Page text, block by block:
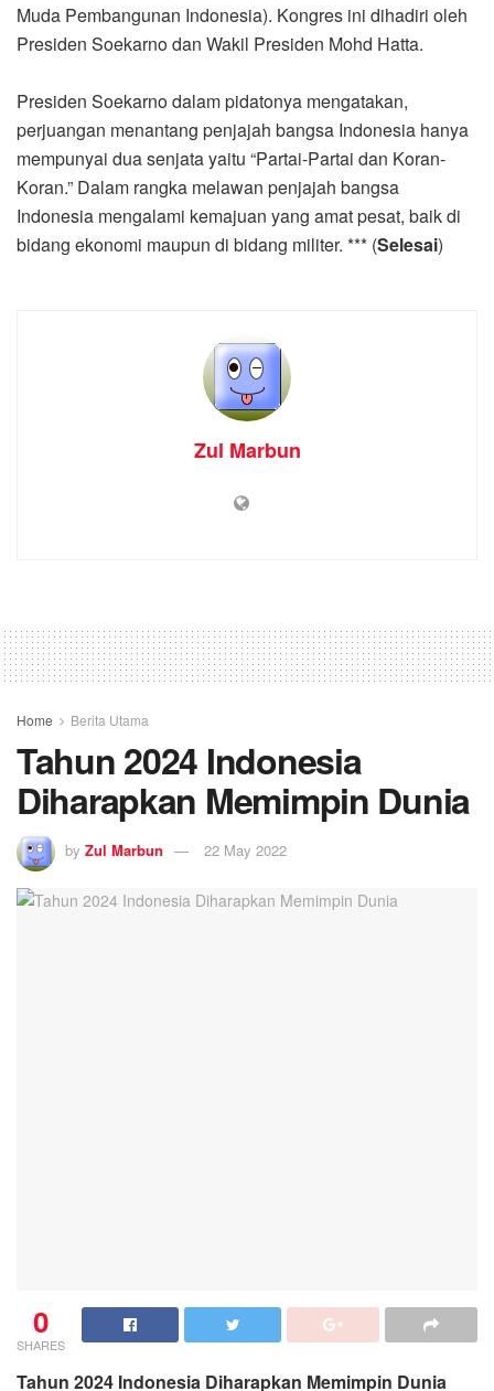
Muda Pembangunan Indonesia). Kongres ini dihadiri oleh
Presiden Soekarno dan Wakil Presiden Mohd Hatta.
Presiden Soekarno dalam pidatonya mengatakan,
perjuangan menantang penjajah bangsa Indonesia hanya
mempunyai dua senjata yaitu “Partai-Partai dan Koran-
Koran.” Dalam rangka melawan penjajah bangsa
Indonesia mengalami kemajuan yang amat pesat, baik di
bidang ekonomi maupun di bidang militer. *** (Selesai)
Zul Marbun
Home Berita Utama
Tahun 2024 Indonesia
Diharapkan Memimpin Dunia
by Zul Marbun 22 May 2022
0
SHARES
Tahun 2024 Indonesia Diharapkan Memimpin Dunia